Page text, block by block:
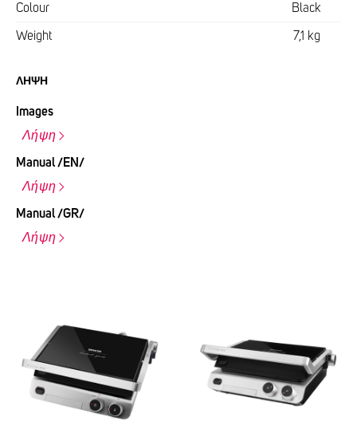
Colour Black
Weight 7,1 kg
ΛΉΨΗ
Images
Λήψη
Manual /EN/
Λήψη
Manual /GR/
Λήψη